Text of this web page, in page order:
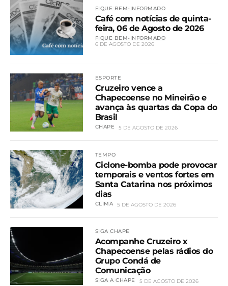
FIQUE BEM-INFORMADO
Café com notícias de quinta-
feira, 06 de Agosto de 2026
FIQUE BEM-INFORMADO
6 DE AGOSTO DE 2026
ESPORTE
Cruzeiro vence a
Chapecoense no Mineirão e
avança às quartas da Copa do
Brasil
CHAPE 5 DE AGOSTO DE 2026
TEMPO
Ciclone-bomba pode provocar
temporais e ventos fortes em
Santa Catarina nos próximos
dias
CLIMA 5 DE AGOSTO DE 2026
SIGA CHAPE
Acompanhe Cruzeiro x
Chapecoense pelas rádios do
Grupo Condá de
Comunicação
SIGA A CHAPE 5 DE AGOSTO DE 2026